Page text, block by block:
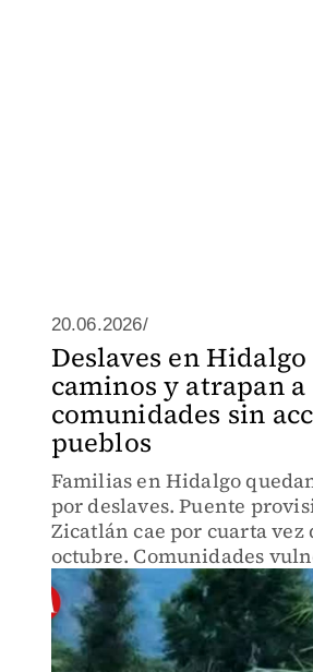
20.06.2026/
Deslaves en
caminos y atrapan a
comunidades sin
pueblos
Familias en Hidalgo
por deslaves. Puente
Zicatlán cae por cuarta vez
octubre. Comunidades
permanecen
por ayuda urgente ante
frágil.